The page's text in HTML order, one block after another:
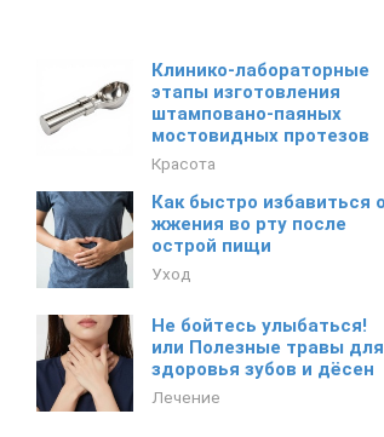
Клинико-лабораторные
этапы изготовления
штамповано-паяных
мостовидных протезов
Красота
Как быстро избавиться
жжения во рту после
острой пищи
Уход
Не бойтесь улыбаться!
или Полезные травы для
здоровья зубов и дёсен
Лечение